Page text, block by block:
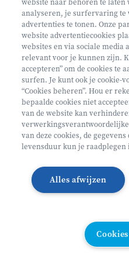
Volg ons op
Volg onze Facebook pagina
Volg onze Instagram
Volg onze
Volg onze
Partner van Helan
Toegankelijkheidsverklaring ↗
Algemene voorwaarden
website naar behoren te laten
analyseren, je surfervaring te
advertenties te tonen. Onze
website advertentiecookies
websites en via sociale media
relevant voor je kunnen zijn.
accepteren” om de cookies te
surfen. Je kunt ook je cookie-
“Cookies beheren”. Hou er
bepaalde cookies niet
van de website kan
van deze cookies, de
levensduur kun je raadplegen
Alles afwijzen